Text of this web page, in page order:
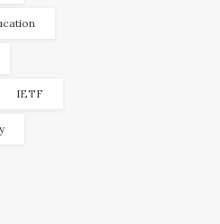
IETF